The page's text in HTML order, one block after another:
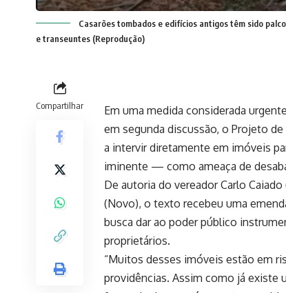
Casarões tombados e edifícios antigos têm sido
e transeuntes (Reprodução)
Compartilhar
Em uma medida considerada
em segunda discussão, o Projeto
a intervir diretamente em imóveis
iminente — como ameaça de
De autoria do vereador Carlo
(Novo), o texto recebeu uma
busca dar ao poder público
proprietários.
“Muitos desses imóveis estão em
providências. Assim como já existe